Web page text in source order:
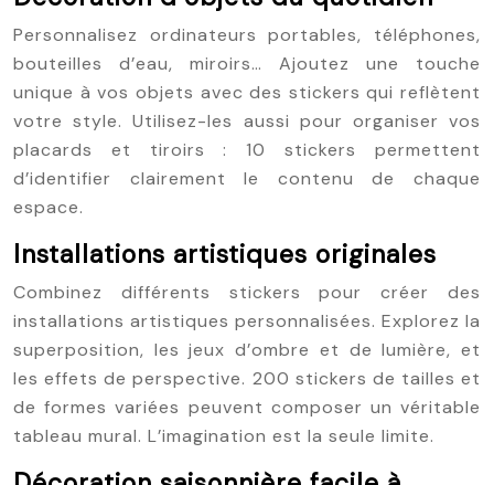
Personnalisez ordinateurs portables, téléphones,
bouteilles d’eau, miroirs… Ajoutez une touche
unique à vos objets avec des stickers qui reflètent
votre style. Utilisez-les aussi pour organiser vos
placards et tiroirs : 10 stickers permettent
d’identifier clairement le contenu de chaque
espace.
Installations artistiques originales
Combinez différents stickers pour créer des
installations artistiques personnalisées. Explorez la
superposition, les jeux d’ombre et de lumière, et
les effets de perspective. 200 stickers de tailles et
de formes variées peuvent composer un véritable
tableau mural. L’imagination est la seule limite.